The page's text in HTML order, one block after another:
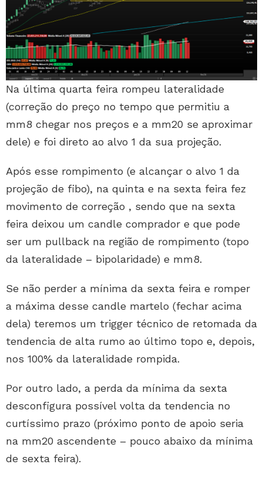
Na última quarta feira rompeu lateralidade
(correção do preço no tempo que permitiu a
mm8 chegar nos preços e a mm20 se aproximar
dele) e foi direto ao alvo 1 da sua projeção.
Após esse rompimento (e alcançar o alvo 1 da
projeção de fibo), na quinta e na sexta feira fez
movimento de correção , sendo que na sexta
feira deixou um candle comprador e que pode
ser um pullback na região de rompimento (topo
da lateralidade – bipolaridade) e mm8.
Se não perder a mínima da sexta feira e romper
a máxima desse candle martelo (fechar acima
dela) teremos um trigger técnico de retomada da
tendencia de alta rumo ao último topo e, depois,
nos 100% da lateralidade rompida.
Por outro lado, a perda da mínima da sexta
desconfigura possível volta da tendencia no
curtíssimo prazo (próximo ponto de apoio seria
na mm20 ascendente – pouco abaixo da mínima
de sexta feira).